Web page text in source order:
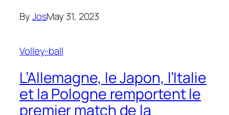
ByJosMay 31, 2023
Volley-ball
L’Allemagne, le Japon, l’Italie
et la Pologne remportent le
premier match de la